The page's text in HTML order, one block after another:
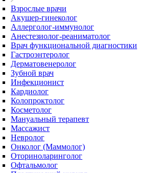
Взрослые врачи
Акушер-гинеколог
Аллерголог-иммунолог
Анестезиолог-реаниматолог
Врач функциональной диагностики
Гастроэнтеролог
Дерматовенеролог
Зубной врач
Инфекционист
Кардиолог
Колопроктолог
Косметолог
Мануальный терапевт
Массажист
Невролог
Онколог (Маммолог)
Оториноларинголог
Офтальмолог